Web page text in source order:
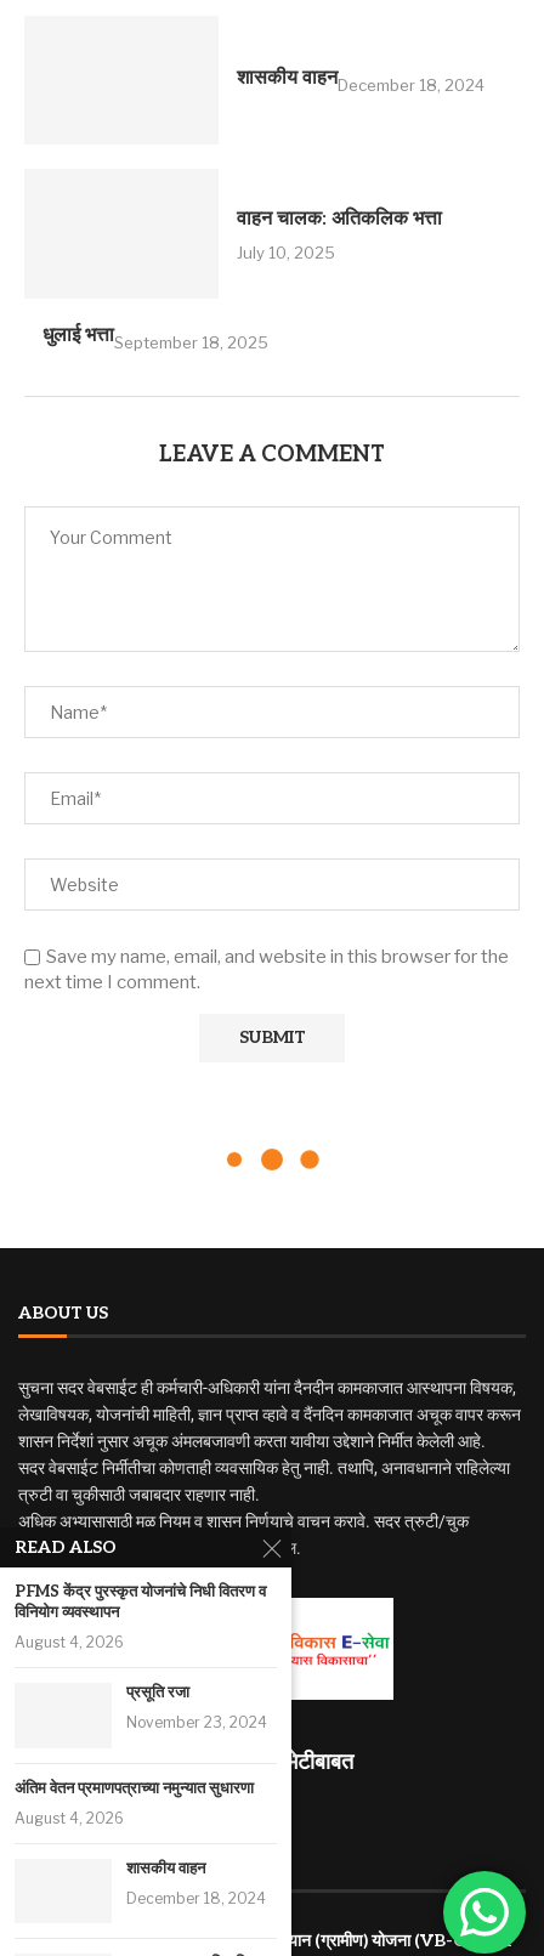
शासकीय वाहनDecember 18, 2024
वाहन चालक: अतिकलिक भत्ता
July 10, 2025
धुलाई भत्ताSeptember 18, 2025
LEAVE A COMMENT
Save my name, email, and website in this browser for the
next time I comment.
ABOUT US
सुचना सदर वेबसाईट ही कर्मचारी-अधिकारी यांना दैनदीन कामकाजात आस्थापना विषयक,
लेखाविषयक, योजनांची माहिती, ज्ञान प्राप्त व्हावे व दैंनदिन कामकाजात अचूक वापर करून
शासन निर्देशां नुसार अचूक अंमलबजावणी करता यावीया उद्देशाने निर्मीत केलेली आहे.
सदर वेबसाईट निर्मीतीचा कोणताही व्यवसायिक हेतु नाही. तथापि, अनावधानाने राहिलेल्या
त्रुटी वा चुकीसाठी जबाबदार राहणार नाही.
अधिक अभ्यासासाठी मुळ नियम व शासन निर्णयाचे वाचन करावे. सदर त्रुटी/चुक
निदर्शनास आणुन दिल्यास सुधारणा करण्यात येईल.
माहितीस्थळ भेटीबाबत
490430
RECENT ARTICLES
विकसित भारत – रोजगार व आजीविका हमी अभियान (ग्रामीण) योजना (VB-G RAM
READ ALSO
PFMS केंद्र पुरस्कृत योजनांचे निधी वितरण व
विनियोग व्यवस्थापन
August 4, 2026
प्रसूति रजा
November 23, 2024
अंतिम वेतन प्रमाणपत्राच्या नमुन्यात सुधारणा
August 4, 2026
शासकीय वाहन
December 18, 2024